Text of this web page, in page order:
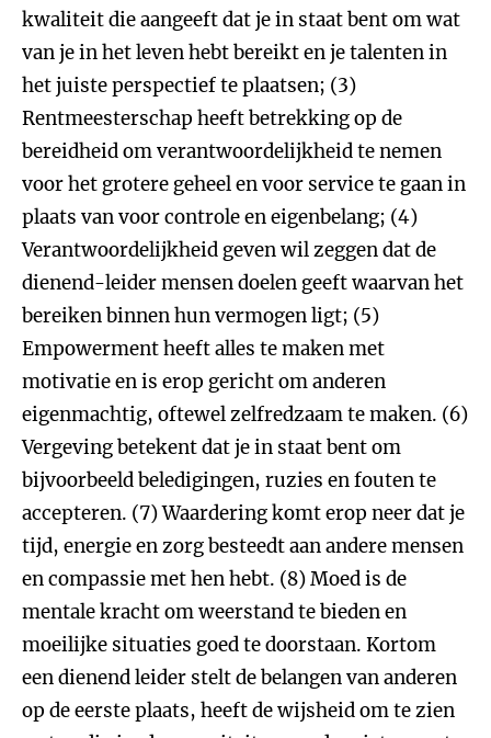
kwaliteit die aangeeft dat je in staat bent om wat
van je in het leven hebt bereikt en je talenten in
het juiste perspectief te plaatsen; (3)
Rentmeesterschap heeft betrekking op de
bereidheid om verantwoordelijkheid te nemen
voor het grotere geheel en voor service te gaan in
plaats van voor controle en eigenbelang; (4)
Verantwoordelijkheid geven wil zeggen dat de
dienend-leider mensen doelen geeft waarvan het
bereiken binnen hun vermogen ligt; (5)
Empowerment heeft alles te maken met
motivatie en is erop gericht om anderen
eigenmachtig, oftewel zelfredzaam te maken. (6)
Vergeving betekent dat je in staat bent om
bijvoorbeeld beledigingen, ruzies en fouten te
accepteren. (7) Waardering komt erop neer dat je
tijd, energie en zorg besteedt aan andere mensen
en compassie met hen hebt. (8) Moed is de
mentale kracht om weerstand te bieden en
moeilijke situaties goed te doorstaan. Kortom
een dienend leider stelt de belangen van anderen
op de eerste plaats, heeft de wijsheid om te zien